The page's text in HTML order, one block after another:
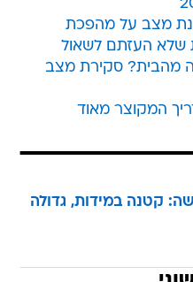
מצב על מהפכת
שלא העזתם לשאול
מהבית? סקירת מצב
המקוצר מאוד
קטנה במידות, גדולה